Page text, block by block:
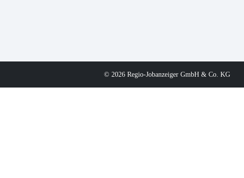
© 2026 Regio-Jobanzeiger GmbH & Co. KG